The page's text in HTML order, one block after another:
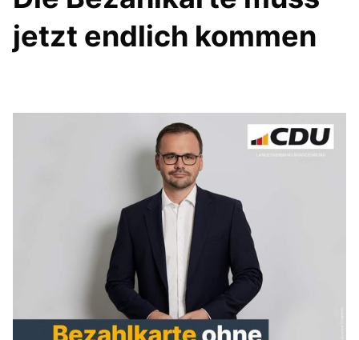
LEBENSLAUF
HEIMAT UND WERTE
POLITIK
SICHERHEIT UND ZUSAMMENHALT
MITTELSTAND UND INDUSTRIE
BILDUNG
IDENTITÄT
MEINE 10 PUNKTE
jetzt endlich kommen